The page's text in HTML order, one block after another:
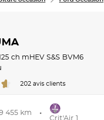
ch mHEV S&S BVM6
202 avis clients
455 km